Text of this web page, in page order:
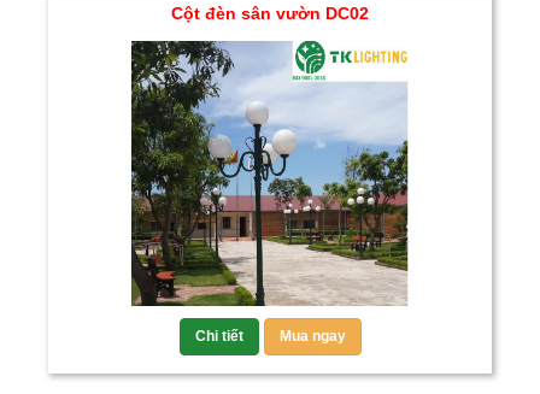
Cột đèn sân vườn DC02
Chi tiết Mua ngay